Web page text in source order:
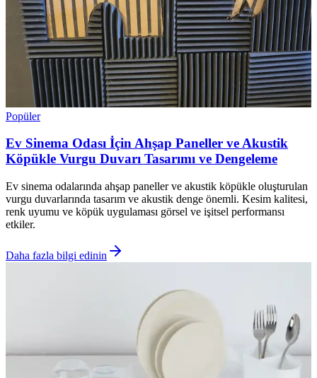
Popüler
Ev Sinema Odası İçin Ahşap Paneller ve Akustik
Köpükle Vurgu Duvarı Tasarımı ve Dengeleme
Ev sinema odalarında ahşap paneller ve akustik köpükle oluşturulan
vurgu duvarlarında tasarım ve akustik denge önemli. Kesim kalitesi,
renk uyumu ve köpük uygulaması görsel ve işitsel performansı
etkiler.
Daha fazla bilgi edinin